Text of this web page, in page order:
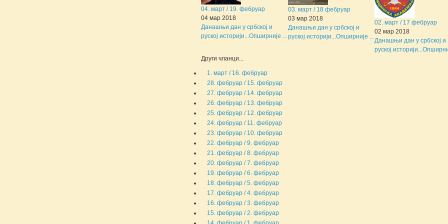
04. март / 19. фебруар
04 мар 2018
Данашњи дан у србској и
руској историји... Опширније ...
03. март / 18 фебруар
03 мар 2018
Данашњи дан у србској и
руској историји... Опширније ...
02. март / 17 фебруар
02 мар 2018
Данашњи дан у србској и
руској историји...
Други чланци...
1. март / 16. фебруар
28. фебруар / 15. фебруар
27. фебруар / 14. фебруар
26. фебруар / 13. фебруар
25. фебруар / 12. фебруар
24. фебруар / 11. фебруар
23. фебруар / 10. фебруар
22. фебруар / 9. фебруар
21. фебруар / 8. фебруар
20. фебруар / 7. фебруар
19. фебруар / 6. фебруар
18. фебруар / 5. фебруар
17. фебруар / 4. фебруар
16. фебруар / 3. фебруар
15. фебруар / 2. фебруар